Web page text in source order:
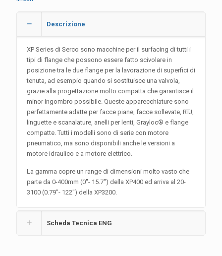
Descrizione
XP Series di Serco sono macchine per il surfacing di tutti i
tipi di flange che possono essere fatto scivolare in
posizione tra le due flange per la lavorazione di superfici di
tenuta, ad esempio quando si sostituisce una valvola,
grazie alla progettazione molto compatta che garantisce il
minor ingombro possibile. Queste apparecchiature sono
perfettamente adatte per facce piane, facce sollevate, RTJ,
linguette e scanalature, anelli per lenti, Grayloc® e flange
compatte. Tutti i modelli sono di serie con motore
pneumatico, ma sono disponibili anche le versioni a
motore idraulico e a motore elettrico.
La gamma copre un range di dimensioni molto vasto che
parte da 0-400mm (0″- 15.7″) della XP400 ed arriva al 20-
3100 (0.79″- 122″) della XP3200.
Scheda Tecnica ENG